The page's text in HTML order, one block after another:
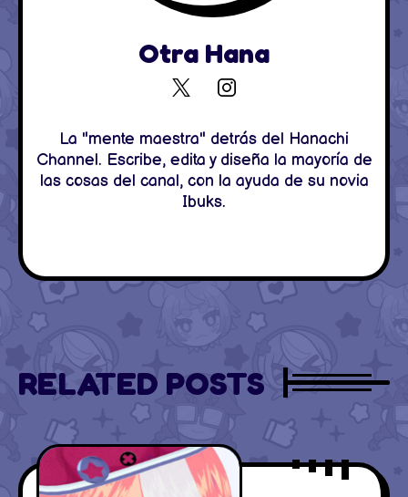
Otra Hana
La "mente maestra" detrás del Hanachi
Channel. Escribe, edita y diseña la mayoría de
las cosas del canal, con la ayuda de su novia
Ibuks.
RELATED POSTS